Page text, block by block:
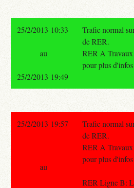
25/2/2013 10:33
Trafic normal
de RER.
RER A
pour plus
au
25/2/2013 19:49
25/2/2013 19:57
Trafic normal
de RER.
RER A
pour plus
RER Ligne B:
au